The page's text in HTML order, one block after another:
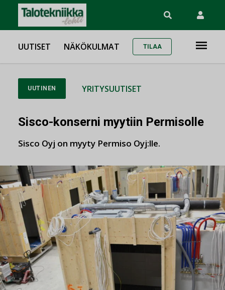
UUTISET NÄKÖKULMAT TILAA
UUTINEN YRITYSUUTISET
Sisco-konserni myytiin Permisolle
Sisco Oyj on myyty Permiso Oyj:lle.